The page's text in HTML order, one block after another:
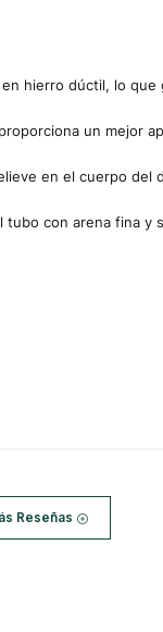
hierro dúctil, lo
un mejor
en el cuerpo
con arena fina
Reseñas